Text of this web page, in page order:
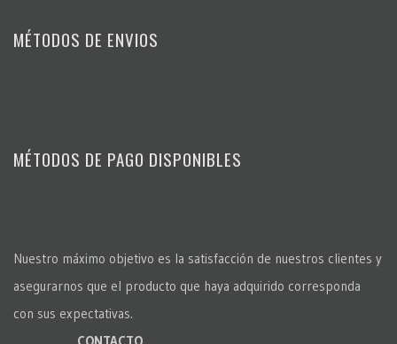
MÉTODOS DE ENVIOS
MÉTODOS DE PAGO DISPONIBLES
Nuestro máximo objetivo es la satisfacción de nuestros clientes y
asegurarnos que el producto que haya adquirido corresponda
con sus expectativas.